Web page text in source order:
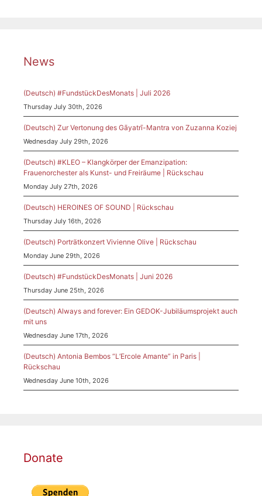
News
(Deutsch) #FundstückDesMonats | Juli 2026
Thursday July 30th, 2026
(Deutsch) Zur Vertonung des Gāyatrī-Mantra von Zuzanna Koziej
Wednesday July 29th, 2026
(Deutsch) #KLEO – Klangkörper der Emanzipation:
Frauenorchester als Kunst- und Freiräume | Rückschau
Monday July 27th, 2026
(Deutsch) HEROINES OF SOUND | Rückschau
Thursday July 16th, 2026
(Deutsch) Porträtkonzert Vivienne Olive | Rückschau
Monday June 29th, 2026
(Deutsch) #FundstückDesMonats | Juni 2026
Thursday June 25th, 2026
(Deutsch) Always and forever: Ein GEDOK-Jubiläumsprojekt auch
mit uns
Wednesday June 17th, 2026
(Deutsch) Antonia Bembos “L’Ercole Amante” in Paris |
Rückschau
Wednesday June 10th, 2026
Donate